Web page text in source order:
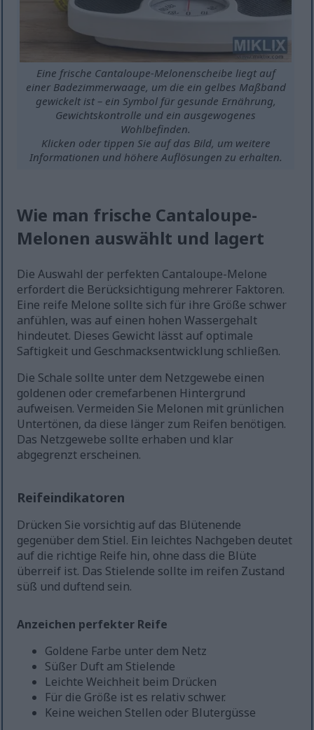
Eine frische Cantaloupe-Melonenscheibe liegt auf
einer Badezimmerwaage, um die ein gelbes Maßband
gewickelt ist – ein Symbol für gesunde Ernährung,
Gewichtskontrolle und ein ausgewogenes
Wohlbefinden.
Klicken oder tippen Sie auf das Bild, um weitere
Informationen und höhere Auflösungen zu erhalten.
Wie man frische Cantaloupe-
Melonen auswählt und lagert
Die Auswahl der perfekten Cantaloupe-Melone
erfordert die Berücksichtigung mehrerer Faktoren.
Eine reife Melone sollte sich für ihre Größe schwer
anfühlen, was auf einen hohen Wassergehalt
hindeutet. Dieses Gewicht lässt auf optimale
Saftigkeit und Geschmacksentwicklung schließen.
Die Schale sollte unter dem Netzgewebe einen
goldenen oder cremefarbenen Hintergrund
aufweisen. Vermeiden Sie Melonen mit grünlichen
Untertönen, da diese länger zum Reifen benötigen.
Das Netzgewebe sollte erhaben und klar
abgegrenzt erscheinen.
Reifeindikatoren
Drücken Sie vorsichtig auf das Blütenende
gegenüber dem Stiel. Ein leichtes Nachgeben deutet
auf die richtige Reife hin, ohne dass die Blüte
überreif ist. Das Stielende sollte im reifen Zustand
süß und duftend sein.
Anzeichen perfekter Reife
Goldene Farbe unter dem Netz
Süßer Duft am Stielende
Leichte Weichheit beim Drücken
Für die Größe ist es relativ schwer.
Keine weichen Stellen oder Blutergüsse